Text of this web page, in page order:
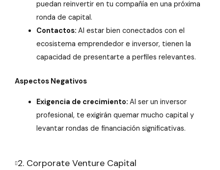
puedan reinvertir en tu compañía en una próxima
ronda de capital.
Contactos: Al estar bien conectados con el
ecosistema emprendedor e inversor, tienen la
capacidad de presentarte a perfiles relevantes.
Aspectos Negativos
Exigencia de crecimiento: Al ser un inversor
profesional, te exigirán quemar mucho capital y
levantar rondas de financiación significativas.
2. Corporate Venture Capital